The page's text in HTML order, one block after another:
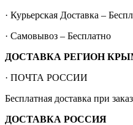
· Курьерская Доставка –
· Самовывоз – Бесплатно
ДОСТАВКА РЕГИОН
· ПОЧТА РОССИИ
Бесплатная доставка при
ДОСТАВКА РОССИЯ